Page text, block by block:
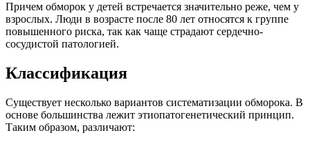
Причем обморок у детей встречается значительно реже, чем у
взрослых. Люди в возрасте после 80 лет относятся к группе
повышенного риска, так как чаще страдают сердечно-
сосудистой патологией.
Классификация
Существует несколько вариантов систематизации обморока. В
основе большинства лежит этиопатогенетический принцип.
Таким образом, различают: